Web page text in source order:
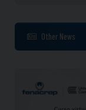
Other News